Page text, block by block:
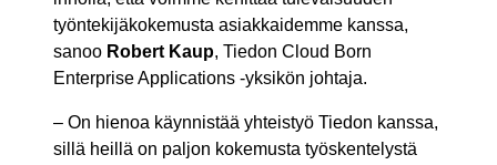
työntekijäkokemusta asiakkaidemme kanssa,
sanoo Robert Kaup, Tiedon Cloud Born
Enterprise Applications -yksikön johtaja.
– On hienoa käynnistää yhteistyö Tiedon kanssa,
sillä heillä on paljon kokemusta työskentelystä